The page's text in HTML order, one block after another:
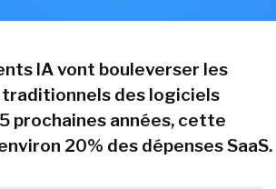
IA vont bouleverser les
des logiciels
prochaines années, cette
20% des dépenses SaaS.